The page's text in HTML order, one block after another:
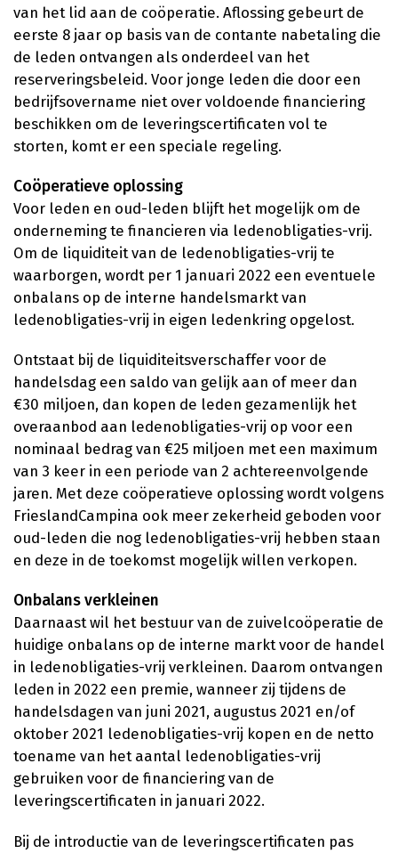
van het lid aan de coöperatie. Aflossing gebeurt de
eerste 8 jaar op basis van de contante nabetaling die
de leden ontvangen als onderdeel van het
reserveringsbeleid. Voor jonge leden die door een
bedrijfsovername niet over voldoende financiering
beschikken om de leveringscertificaten vol te
storten, komt er een speciale regeling.
Coöperatieve oplossing
Voor leden en oud-leden blijft het mogelijk om de
onderneming te financieren via ledenobligaties-vrij.
Om de liquiditeit van de ledenobligaties-vrij te
waarborgen, wordt per 1 januari 2022 een eventuele
onbalans op de interne handelsmarkt van
ledenobligaties-vrij in eigen ledenkring opgelost.
Ontstaat bij de liquiditeitsverschaffer voor de
handelsdag een saldo van gelijk aan of meer dan
€30 miljoen, dan kopen de leden gezamenlijk het
overaanbod aan ledenobligaties-vrij op voor een
nominaal bedrag van €25 miljoen met een maximum
van 3 keer in een periode van 2 achtereenvolgende
jaren. Met deze coöperatieve oplossing wordt volgens
FrieslandCampina ook meer zekerheid geboden voor
oud-leden die nog ledenobligaties-vrij hebben staan
en deze in de toekomst mogelijk willen verkopen.
Onbalans verkleinen
Daarnaast wil het bestuur van de zuivelcoöperatie de
huidige onbalans op de interne markt voor de handel
in ledenobligaties-vrij verkleinen. Daarom ontvangen
leden in 2022 een premie, wanneer zij tijdens de
handelsdagen van juni 2021, augustus 2021 en/of
oktober 2021 ledenobligaties-vrij kopen en de netto
toename van het aantal ledenobligaties-vrij
gebruiken voor de financiering van de
leveringscertificaten in januari 2022.
Bij de introductie van de leveringscertificaten pas